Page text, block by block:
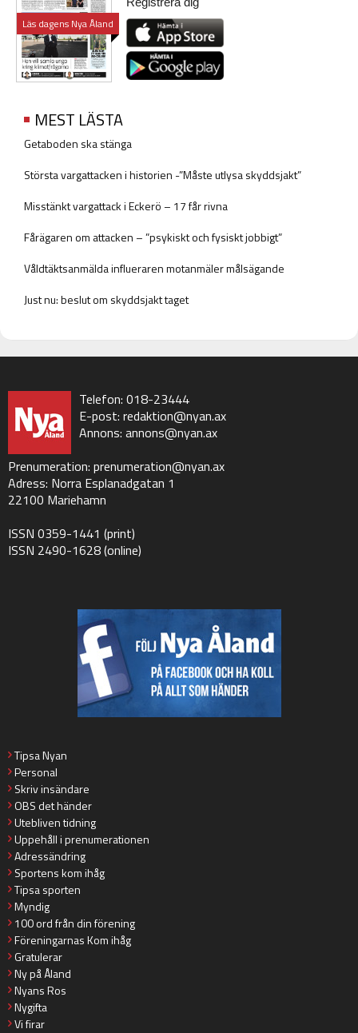
Läs dagens Nya Åland
MEST LÄSTA
Getaboden ska stänga
Största vargattacken i historien -”Måste utlysa skyddsjakt”
Misstänkt vargattack i Eckerö – 17 får rivna
Fårägaren om attacken – ”psykiskt och fysiskt jobbigt”
Våldtäktsanmälda influeraren motanmäler målsägande
Just nu: beslut om skyddsjakt taget
Telefon: 018-23444
E-post: redaktion@nyan.ax
Annons: annons@nyan.ax
Prenumeration: prenumeration@nyan.ax
Adress: Norra Esplanadgatan 1
22100 Mariehamn
ISSN 0359-1441 (print)
ISSN 2490-1628 (online)
Tipsa Nyan
Personal
Skriv insändare
OBS det händer
Utebliven tidning
Uppehåll i prenumerationen
Adressändring
Sportens kom ihåg
Tipsa sporten
Myndig
100 ord från din förening
Föreningarnas Kom ihåg
Gratulerar
Ny på Åland
Nyans Ros
Nygifta
Vi firar